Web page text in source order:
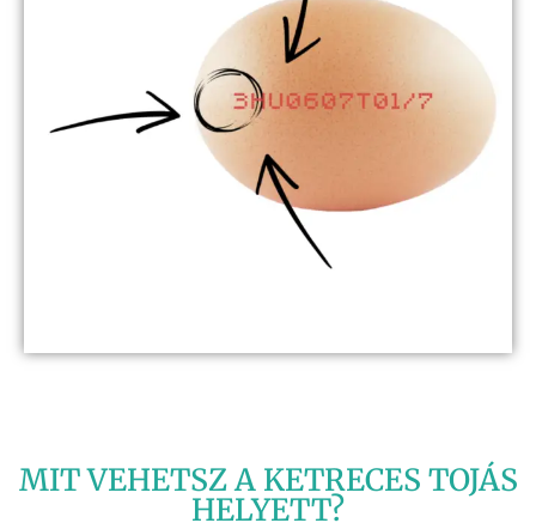
MIT VEHETSZ A KETRECES TOJÁS
HELYETT?